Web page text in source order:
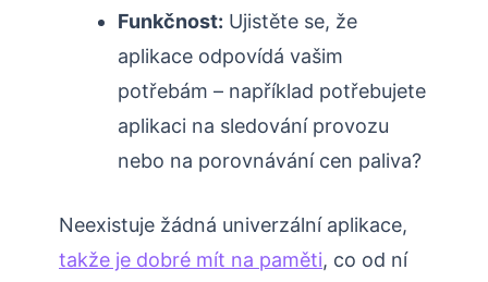
Funkčnost: Ujistěte se, že
aplikace odpovídá vašim
potřebám – například potřebujete
aplikaci na sledování provozu
nebo na porovnávání cen paliva?
Neexistuje žádná univerzální aplikace,
takže je dobré mít na paměti, co od ní